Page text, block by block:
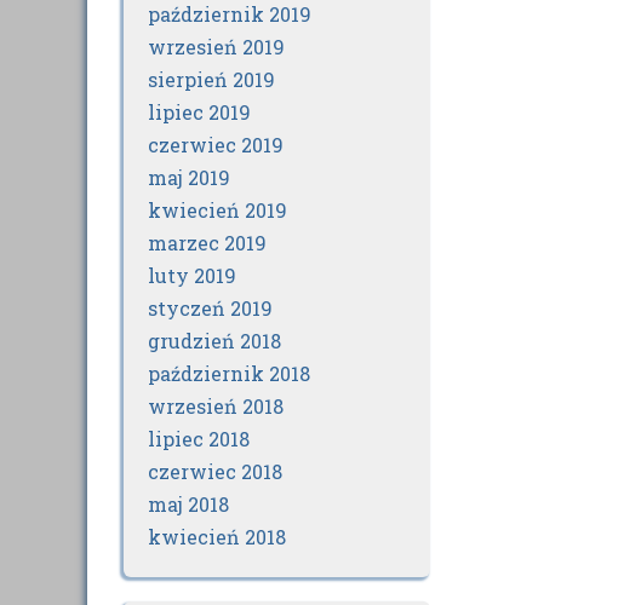
październik 2019
wrzesień 2019
sierpień 2019
lipiec 2019
czerwiec 2019
maj 2019
kwiecień 2019
marzec 2019
luty 2019
styczeń 2019
grudzień 2018
październik 2018
wrzesień 2018
lipiec 2018
czerwiec 2018
maj 2018
kwiecień 2018